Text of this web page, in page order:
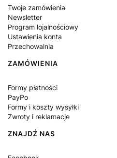
Twoje zamówienia
Newsletter
Program lojalnościowy
Ustawienia konta
Przechowalnia
ZAMÓWIENIA
Formy płatności
PayPo
Formy i koszty wysyłki
Zwroty i reklamacje
ZNAJDŹ NAS